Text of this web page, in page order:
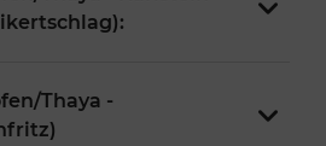
Thaya -